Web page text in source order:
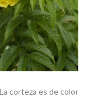
corteza es de color